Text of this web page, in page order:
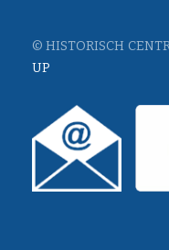
© HISTORISCH
UP